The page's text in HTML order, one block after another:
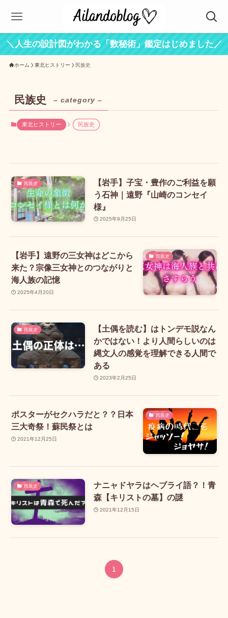
＼人生の設計図がわかる「数秘術」鑑定はじめました／
ホーム 東北ヒストリー 民族史
民族史 – category –
東北ヒストリー 民族史
民族史
【岩手】子宝・豊作のご利益を願
う石神｜遠野『山崎のコンセイ
様』
2025年9月25日
民族史
【岩手】遠野の三女神はどこから
来た？宗像三女神とのつながりと
海人族の記憶
2025年4月20日
民族史
【土偶を読む】はトンデモ説なん
かではない！より人間らしいのは
縄文人の感覚を理解できる人間で
ある
2023年2月25日
民族史
ポスターがセクハラだと？？日本
三大奇祭！蘇民祭とは
2021年12月25日
民族史
ナニャドヤラはヘブライ語？！青
森【キリストの墓】の謎
2021年12月15日
1